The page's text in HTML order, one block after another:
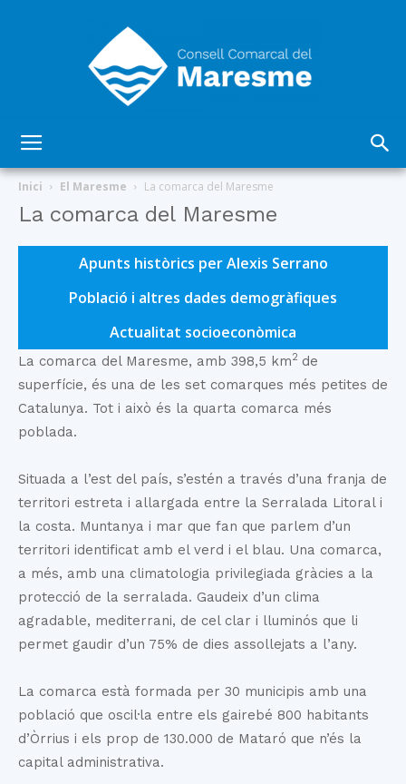
Maresme
Inici El Maresme La comarca del Maresme
La comarca del Maresme
Apunts històrics per Alexis Serrano
Població i altres dades demogràfiques
Actualitat socioeconòmica
La comarca del Maresme, amb 398,5 km2 de
superfície, és una de les set comarques més petites de
Catalunya. Tot i això és la quarta comarca més
poblada.
Situada a l’est del país, s’estén a través d’una franja de
territori estreta i allargada entre la Serralada Litoral i
la costa. Muntanya i mar que fan que parlem d’un
territori identificat amb el verd i el blau. Una comarca,
a més, amb una climatologia privilegiada gràcies a la
protecció de la serralada. Gaudeix d’un clima
agradable, mediterrani, de cel clar i lluminós que li
permet gaudir d’un 75% de dies assollejats a l’any.
La comarca està formada per 30 municipis amb una
població que oscil·la entre els gairebé 800 habitants
d’Òrrius i els prop de 130.000 de Mataró que n’és la
capital administrativa.